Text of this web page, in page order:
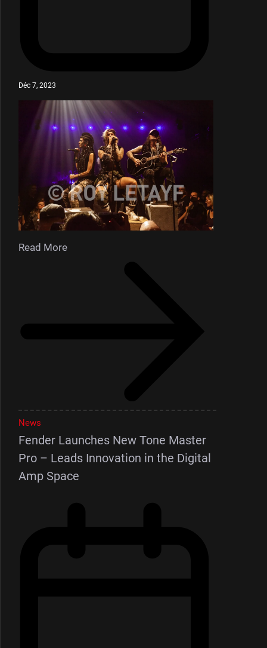
Déc 7, 2023
Read More
News
Fender Launches New Tone Master
Pro – Leads Innovation in the Digital
Amp Space